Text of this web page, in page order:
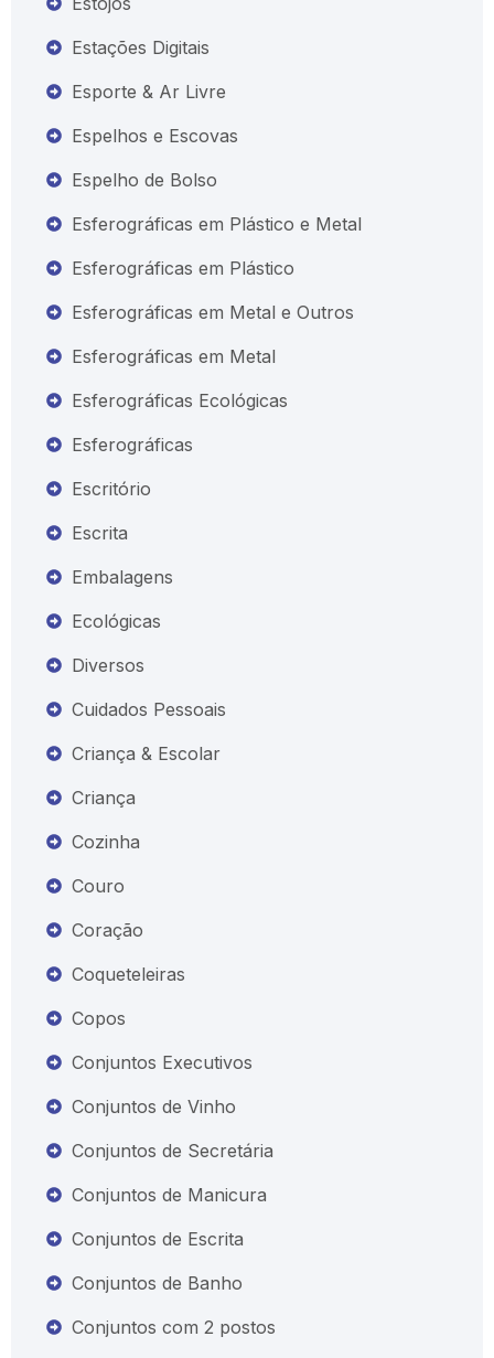
Estações Digitais
Esporte & Ar Livre
Espelhos e Escovas
Espelho de Bolso
Esferográficas em Plástico e Metal
Esferográficas em Plástico
Esferográficas em Metal e Outros
Esferográficas em Metal
Esferográficas Ecológicas
Esferográficas
Escritório
Escrita
Embalagens
Ecológicas
Diversos
Cuidados Pessoais
Criança & Escolar
Criança
Cozinha
Couro
Coração
Coqueteleiras
Copos
Conjuntos Executivos
Conjuntos de Vinho
Conjuntos de Secretária
Conjuntos de Manicura
Conjuntos de Escrita
Conjuntos de Banho
Conjuntos com 2 postos